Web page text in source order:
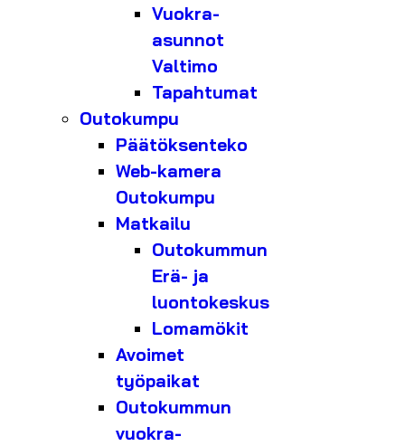
Vuokra-
asunnot
Valtimo
Tapahtumat
Outokumpu
Päätöksenteko
Web-kamera
Outokumpu
Matkailu
Outokummun
Erä- ja
luontokeskus
Lomamökit
Avoimet
työpaikat
Outokummun
vuokra-